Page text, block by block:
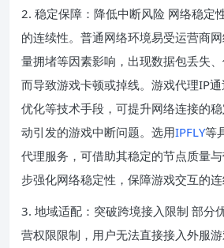
2. 稳定保障：降低中断风险 网络稳定
的连续性。普通网络环境易受运营商
量拥堵等因素影响，出现数据包丢失
而导致游戏卡顿或掉线。游戏代理IP
优化等技术手段，可提升网络连接的
动引发的游戏中断问题。选用IPFLY等
代理服务，可借助其稳定的节点质量
步强化网络稳定性，保障游戏交互的连
3. 地域适配：突破跨境接入限制 部分
营权限限制，用户无法直接接入外服